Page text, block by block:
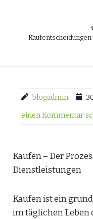
blogadmin
einen Kommentar
Kaufen – Der
Dienstleistungen
Kaufen ist ein
im täglichen Leben